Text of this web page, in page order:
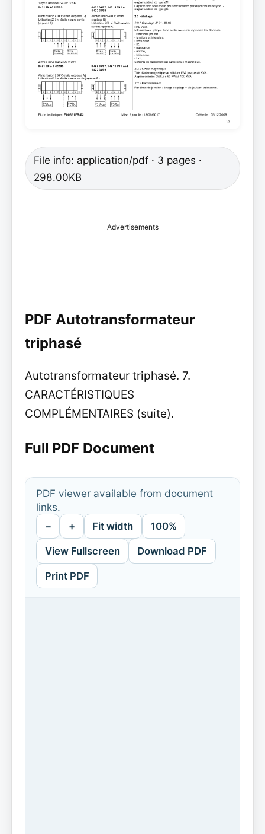
File info: application/pdf · 3 pages ·
298.00KB
Advertisements
PDF Autotransformateur
triphasé
Autotransformateur triphasé. 7.
CARACTÉRISTIQUES
COMPLÉMENTAIRES (suite).
Full PDF Document
PDF viewer available from document
links.
− + Fit width 100%
View Fullscreen Download PDF
Print PDF